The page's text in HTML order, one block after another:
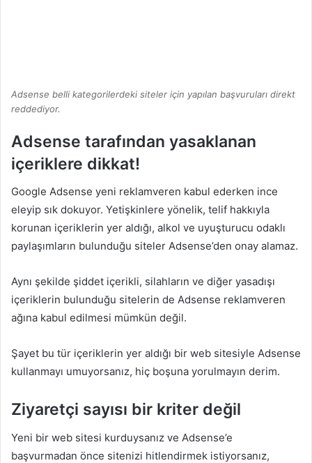
Adsense belli kategorilerdeki siteler için yapılan başvuruları direkt
reddediyor.
Adsense tarafından yasaklanan
içeriklere dikkat!
Google Adsense yeni reklamveren kabul ederken ince
eleyip sık dokuyor. Yetişkinlere yönelik, telif hakkıyla
korunan içeriklerin yer aldığı, alkol ve uyuşturucu odaklı
paylaşımların bulunduğu siteler Adsense’den onay alamaz.
Aynı şekilde şiddet içerikli, silahların ve diğer yasadışı
içeriklerin bulunduğu sitelerin de Adsense reklamveren
ağına kabul edilmesi mümkün değil.
Şayet bu tür içeriklerin yer aldığı bir web sitesiyle Adsense
kullanmayı umuyorsanız, hiç boşuna yorulmayın derim.
Ziyaretçi sayısı bir kriter değil
Yeni bir web sitesi kurduysanız ve Adsense’e
başvurmadan önce sitenizi hitlendirmek istiyorsanız,